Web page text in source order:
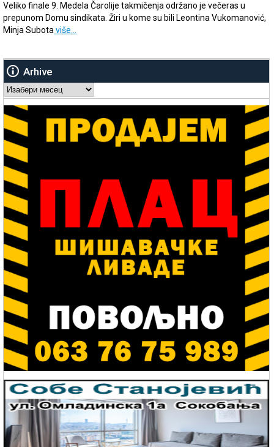
Veliko finale 9. Medela Čarolije takmičenja održano je večeras u
prepunom Domu sindikata. Žiri u kome su bili Leontina Vukomanović,
Minja Subotaviše…
Arhive
Arhive